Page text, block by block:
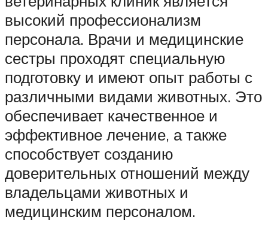
высокий профессионализм
персонала. Врачи и медицинские
сестры проходят специальную
подготовку и имеют опыт работы с
различными видами животных. Это
обеспечивает качественное и
эффективное лечение, а также
способствует созданию
доверительных отношений между
владельцами животных и
медицинским персоналом.